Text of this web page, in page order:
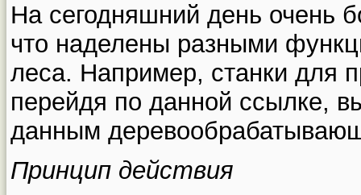
На сегодняшний день очень
что наделены разными
леса. Например, станки для
перейдя по данной ссылке,
данным
Принцип действия